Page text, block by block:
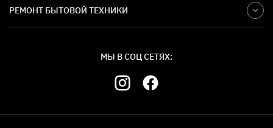
РЕМОНТ БЫТОВОЙ ТЕХНИКИ
МЫ В СОЦ СЕТЯХ: